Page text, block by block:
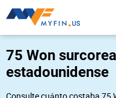
75 Won
estadounidense